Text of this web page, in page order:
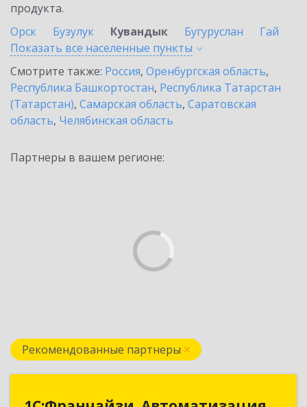
продукта.
Орск
Бузулук Кувандык Бугуруслан
Гай
Показать все населенные пункты
Смотрите также: Россия, Оренбургская область,
Республика Башкортостан, Республика Татарстан
(Татарстан), Самарская область, Саратовская
область, Челябинская область
Партнеры в вашем регионе:
Рекомендованные партнеры
1С:Франчайзи. Автоматизация